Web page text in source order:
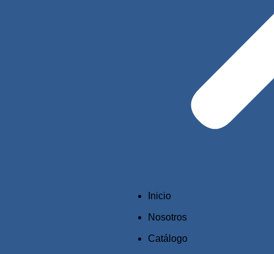
Inicio
Nosotros
Catálogo